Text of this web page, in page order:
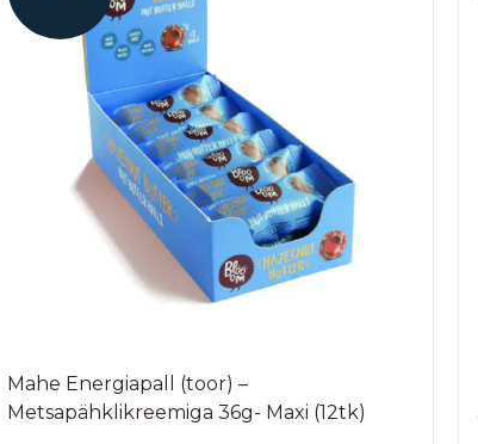
Mahe Energiapall (toor) –
Metsapähklikreemiga 36g- Maxi (12tk)